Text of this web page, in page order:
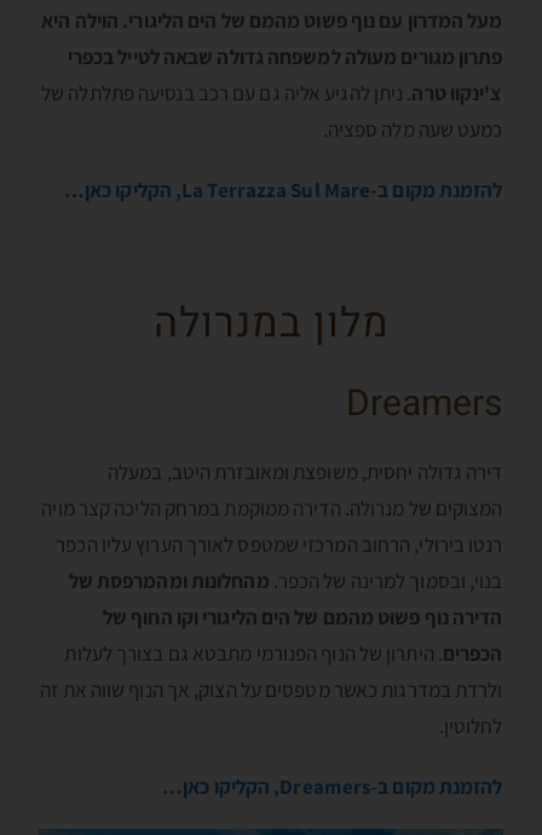
מעל המדרון עם נוף פשוט מהמם של הים הליגורי. הוילה היא
פתרון מגורים מעולה למשפחה גדולה שבאה לטייל בכפרי
צ'ינקוו טרה. ניתן להגיע אליה גם עם רכב בנסיעה פתלתלה של
כמעט שעה מלה ספציה.
להזמנת מקום ב-La Terrazza Sul Mare, הקליקו כאן…
מלון במנרולה
Dreamers
דירה גדולה יחסית, משופצת ומאובזרת היטב, במעלה
המצוקים של מנרולה. הדירה ממוקמת במרחק הליכה קצר מויה
רנטו בירולי, הרחוב המרכזי שמטפס לאורך הערוץ עליו הכפר
בנוי, ובסמוך למרינה של הכפר. מהחלונות ומהמרפסת של
הדירה נוף פשוט מהמם של הים הליגורי וקו החוף של
הכפרים. היתרון של הנוף הפנורמי מתבטא גם בצורך לעלות
ולרדת במדרגות כאשר מטפסים על הצוק, אך הנוף שווה את זה
לחלוטין.
להזמנת מקום ב-Dreamers, הקליקו כאן…